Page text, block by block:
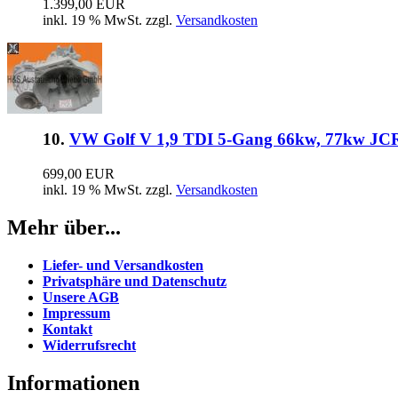
1.399,00 EUR
inkl. 19 % MwSt. zzgl. Versandkosten
10. VW Golf V 1,9 TDI 5-Gang 66kw, 77kw
699,00 EUR
inkl. 19 % MwSt. zzgl. Versandkosten
Mehr über...
Liefer- und Versandkosten
Privatsphäre und Datenschutz
Unsere AGB
Impressum
Kontakt
Widerrufsrecht
Informationen